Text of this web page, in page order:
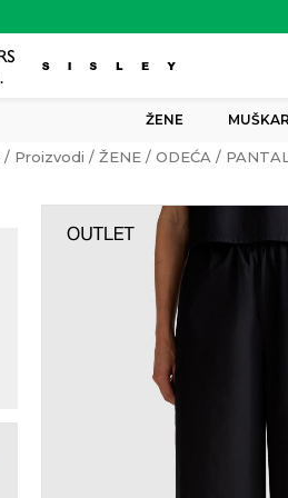
ŽENE
Proizvodi ŽENE ODEĆA